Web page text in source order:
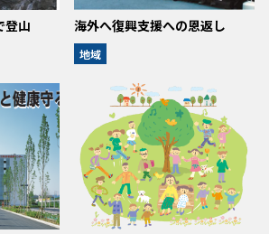
登山 海外へ復興支援への恩返し
地域